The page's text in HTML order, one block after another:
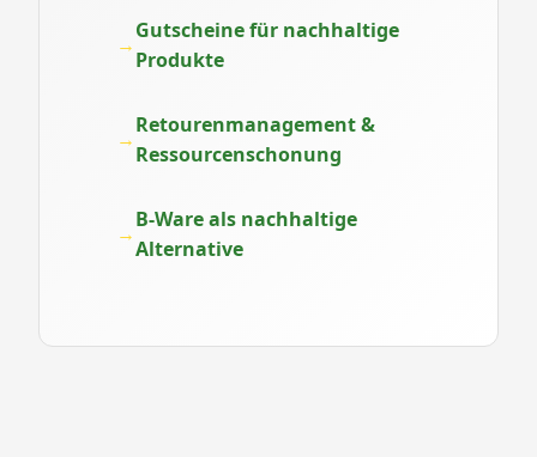
Gutscheine für nachhaltige
Produkte
Retourenmanagement &
Ressourcenschonung
B-Ware als nachhaltige
Alternative